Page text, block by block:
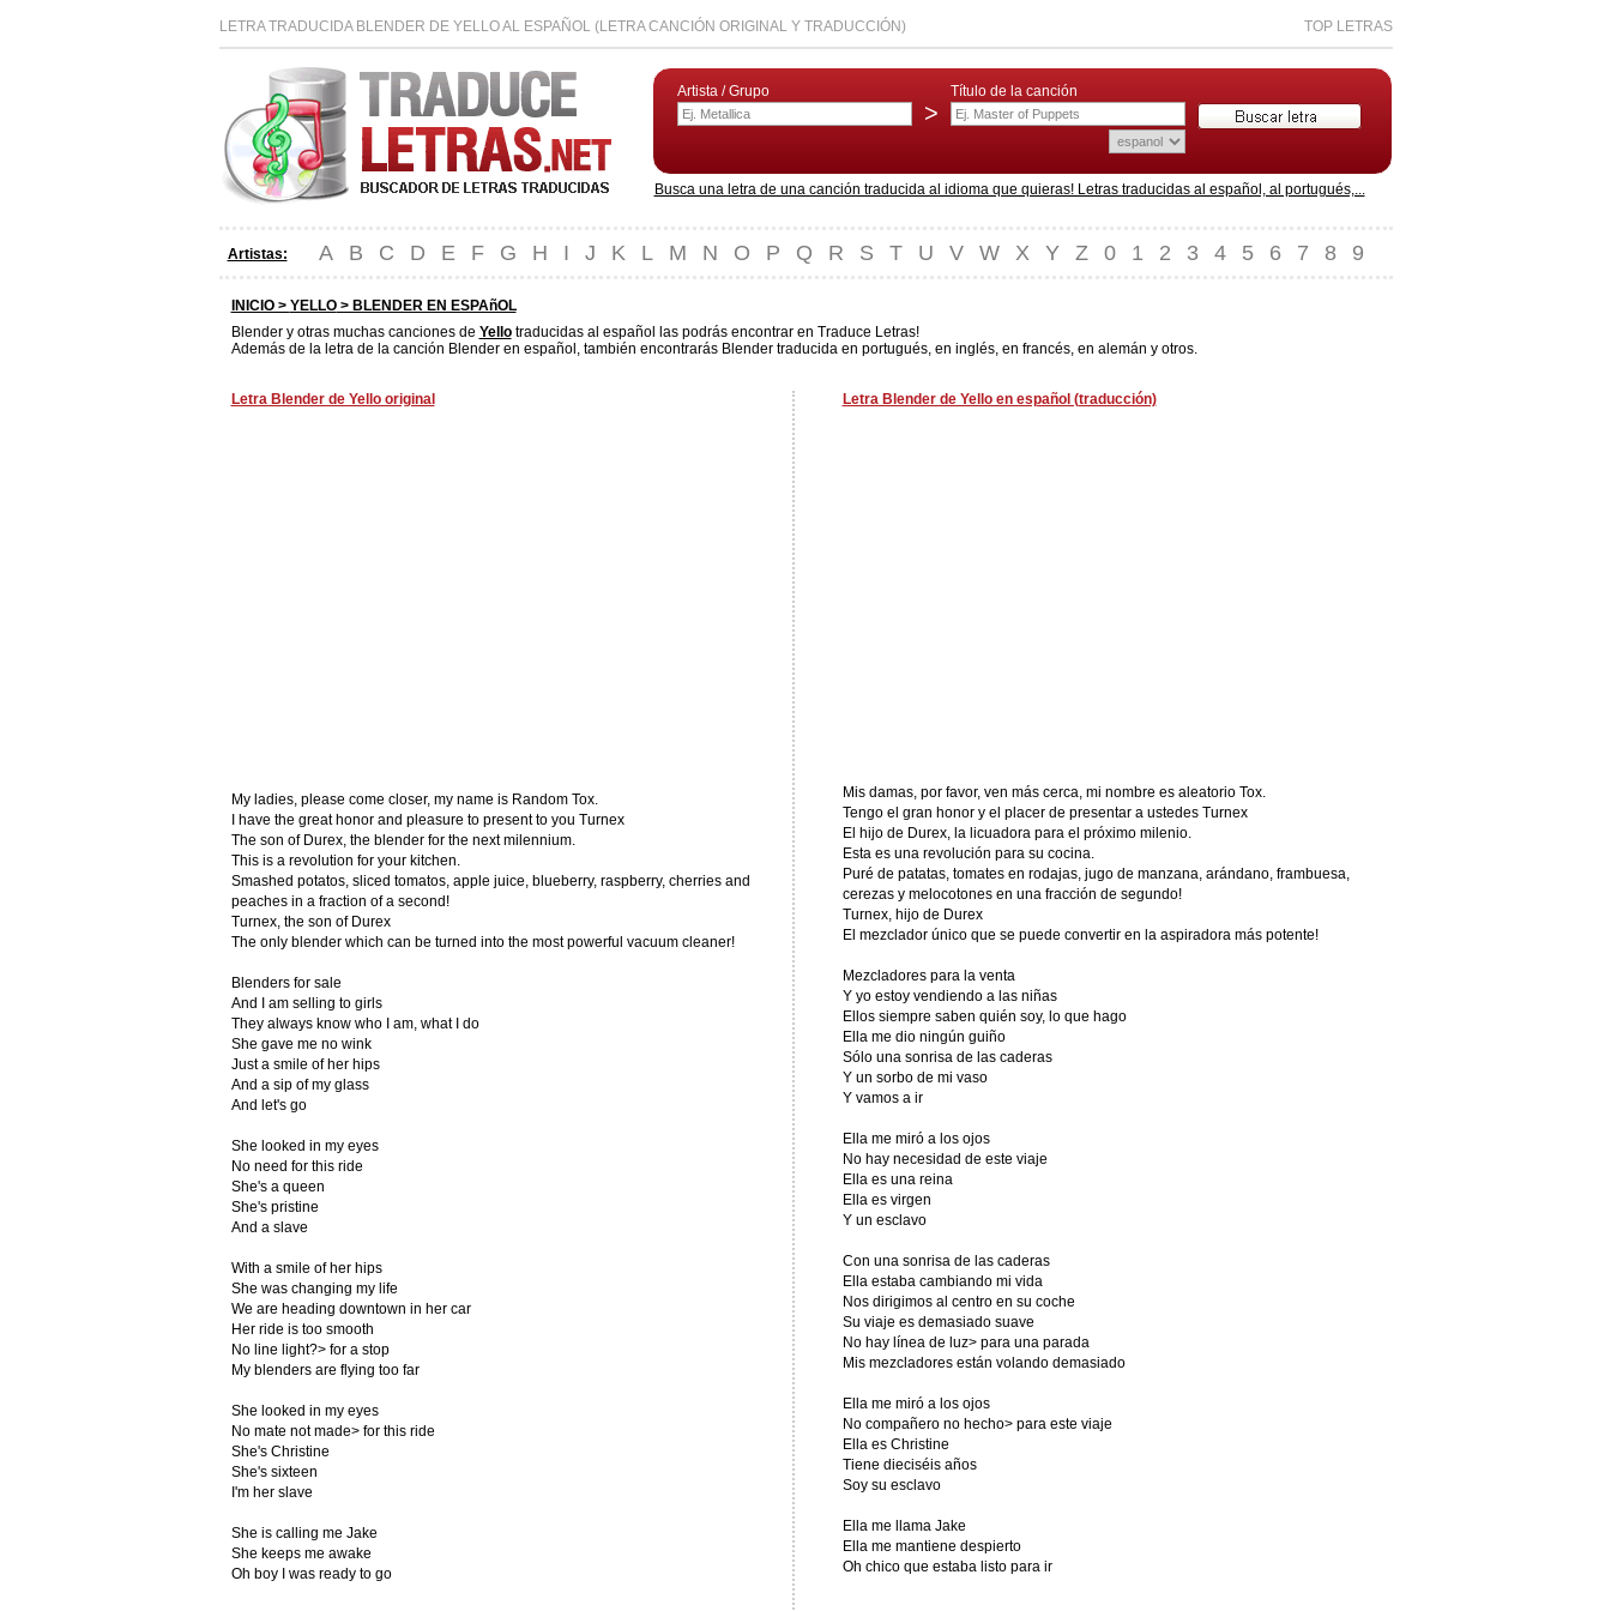
LETRA TRADUCIDA BLENDER DE YELLO AL ESPAÑOL (LETRA CANCIÓN ORIGINAL Y TRADUCCIÓN) TOP LETRAS
Artista / Grupo
>
Título de la canción
Busca una letra de una canción traducida al idioma que quieras! Letras traducidas al español, al portugués,...
Artistas: A B C D E F G H I J K L M N O P Q R S T U V W X Y Z 0 1 2 3 4 5 6 7 8 9
INICIO > YELLO> BLENDER EN ESPAñOL
Blender y otras muchas canciones de Yellotraducidas al español las podrás encontrar en Traduce Letras!
Además de la letra de la canción Blender en español, también encontrarás Blender traducida en portugués, en inglés, en francés, en alemán y otros.
Letra Blender de Yello original
My ladies, please come closer, my name is Random Tox.
I have the great honor and pleasure to present to you Turnex
The son of Durex, the blender for the next milennium.
This is a revolution for your kitchen.
Smashed potatos, sliced tomatos, apple juice, blueberry, raspberry, cherries and
peaches in a fraction of a second!
Turnex, the son of Durex
The only blender which can be turned into the most powerful vacuum cleaner!
Blenders for sale
And I am selling to girls
They always know who I am, what I do
She gave me no wink
Just a smile of her hips
And a sip of my glass
And let's go
She looked in my eyes
No need for this ride
She's a queen
She's pristine
And a slave
With a smile of her hips
She was changing my life
We are heading downtown in her car
Her ride is too smooth
No line light?> for a stop
My blenders are flying too far
She looked in my eyes
No mate not made> for this ride
She's Christine
She's sixteen
I'm her slave
She is calling me Jake
She keeps me awake
Oh boy I was ready to go
Letra Blender de Yello en español (traducción)
Mis damas, por favor, ven más cerca, mi nombre es aleatorio Tox.
Tengo el gran honor y el placer de presentar a ustedes Turnex
El hijo de Durex, la licuadora para el próximo milenio.
Esta es una revolución para su cocina.
Puré de patatas, tomates en rodajas, jugo de manzana, arándano, frambuesa,
cerezas y melocotones en una fracción de segundo!
Turnex, hijo de Durex
El mezclador único que se puede convertir en la aspiradora más potente!
Mezcladores para la venta
Y yo estoy vendiendo a las niñas
Ellos siempre saben quién soy, lo que hago
Ella me dio ningún guiño
Sólo una sonrisa de las caderas
Y un sorbo de mi vaso
Y vamos a ir
Ella me miró a los ojos
No hay necesidad de este viaje
Ella es una reina
Ella es virgen
Y un esclavo
Con una sonrisa de las caderas
Ella estaba cambiando mi vida
Nos dirigimos al centro en su coche
Su viaje es demasiado suave
No hay línea de luz> para una parada
Mis mezcladores están volando demasiado
Ella me miró a los ojos
No compañero no hecho> para este viaje
Ella es Christine
Tiene dieciséis años
Soy su esclavo
Ella me llama Jake
Ella me mantiene despierto
Oh chico que estaba listo para ir